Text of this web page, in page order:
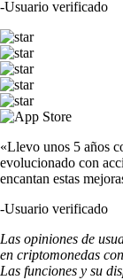
-Usuario verificado
«Llevo unos 5 años
evolucionado con
encantan estas
-Usuario verificado
Las opiniones de
en criptomonedas
Las funciones y su